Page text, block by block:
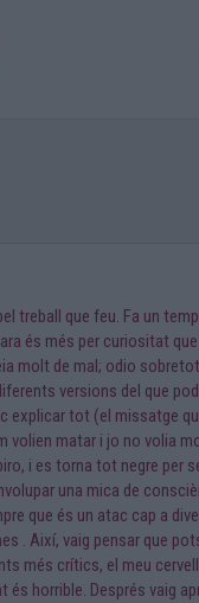
treball que feu. Fa un
és més per curiositat
molt de mal; odio
versions del que
explicar tot (el missatge
volien matar i jo no volia
i es torna tot negre per
una mica de
que és un atac cap a
. Així, vaig pensar que
més crítics, el meu
horrible. Després vaig